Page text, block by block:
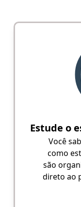
Estude o
Você
como
são
direto ao